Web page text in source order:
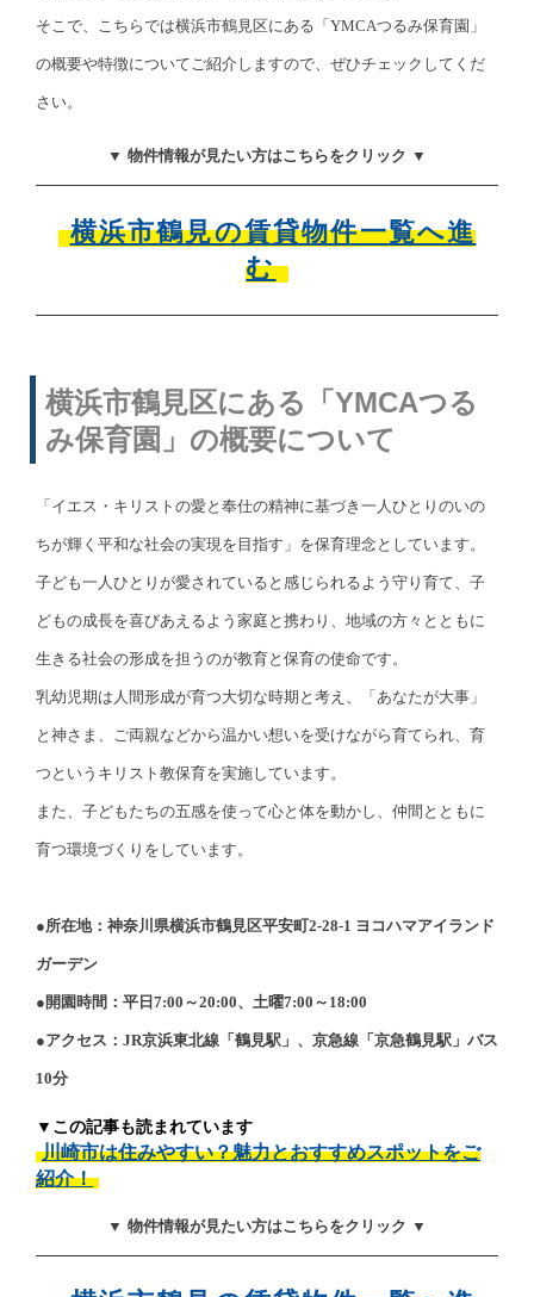
そこで、こちらでは横浜市鶴見区にある「YMCAつるみ保育園」
の概要や特徴についてご紹介しますので、ぜひチェックしてくだ
さい。
▼ 物件情報が見たい方はこちらをクリック ▼
横浜市鶴見の賃貸物件一覧へ進
む
横浜市鶴見区にある「YMCAつる
み保育園」の概要について
「イエス・キリストの愛と奉仕の精神に基づき一人ひとりのいの
ちが輝く平和な社会の実現を目指す」を保育理念としています。
子ども一人ひとりが愛されていると感じられるよう守り育て、子
どもの成長を喜びあえるよう家庭と携わり、地域の方々とともに
生きる社会の形成を担うのが教育と保育の使命です。
乳幼児期は人間形成が育つ大切な時期と考え、「あなたが大事」
と神さま、ご両親などから温かい想いを受けながら育てられ、育
つというキリスト教保育を実施しています。
また、子どもたちの五感を使って心と体を動かし、仲間とともに
育つ環境づくりをしています。
●所在地：神奈川県横浜市鶴見区平安町2-28-1 ヨコハマアイランド
ガーデン
●開園時間：平日7:00～20:00、土曜7:00～18:00
●アクセス：JR京浜東北線「鶴見駅」、京急線「京急鶴見駅」バス
10分
▼この記事も読まれています
川崎市は住みやすい？魅力とおすすめスポットをご
紹介！
▼ 物件情報が見たい方はこちらをクリック ▼